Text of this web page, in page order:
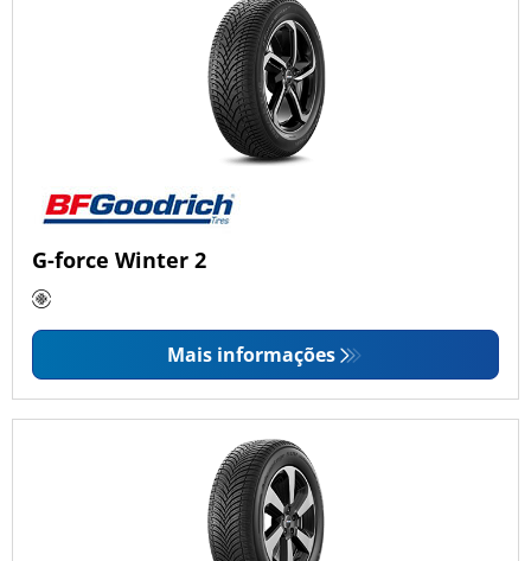
G-force Winter 2
Mais informações